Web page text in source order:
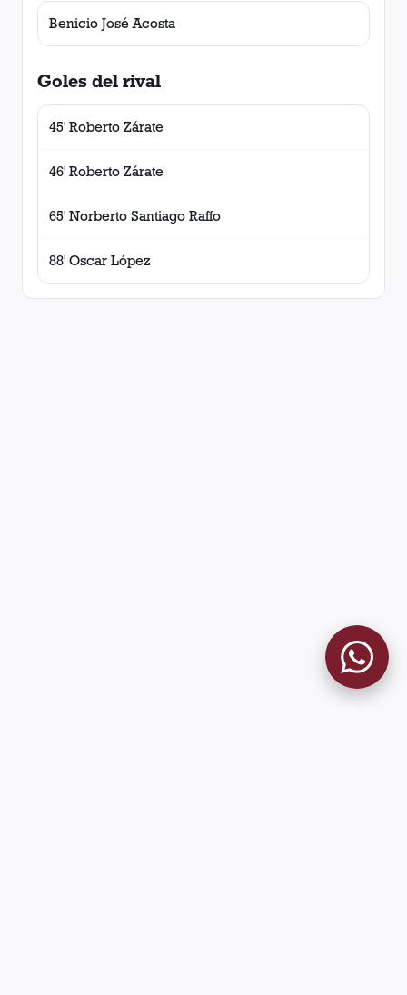
Benicio José Acosta
Goles del rival
45' Roberto Zárate
46' Roberto Zárate
65' Norberto Santiago Raffo
88' Oscar López